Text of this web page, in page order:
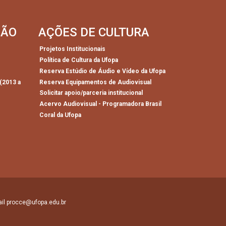
a
AÇÕES DE CULTURA
Projetos Institucionais
Política de Cultura da Ufopa
Reserva Estúdio de Áudio e Vídeo da Ufopa
Reserva Equipamentos de Audiovisual
Solicitar apoio/parceria institucional
Acervo Audiovisual - Programadora Brasil
Coral da Ufopa
procce@ufopa.edu.br